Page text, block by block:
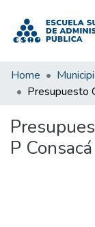
Home
P